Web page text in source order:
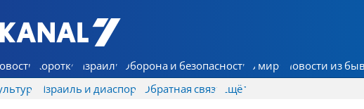
7 КАНАЛ - Аруц Шева
Коротко Израиль Оборона и безопасность В мире Новости из
Израиль и диаспора Обратная связь Ещё